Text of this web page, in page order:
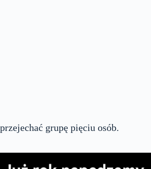
grupę pięciu osób.